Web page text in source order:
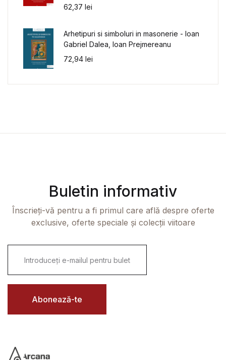
62,37 lei
Arhetipuri si simboluri in masonerie - Ioan
Gabriel Dalea, Ioan Prejmereanu
72,94 lei
Buletin informativ
Înscrieți-vă pentru a fi primul care află despre oferte
exclusive, oferte speciale și colecții viitoare
i
l
Abonează-te